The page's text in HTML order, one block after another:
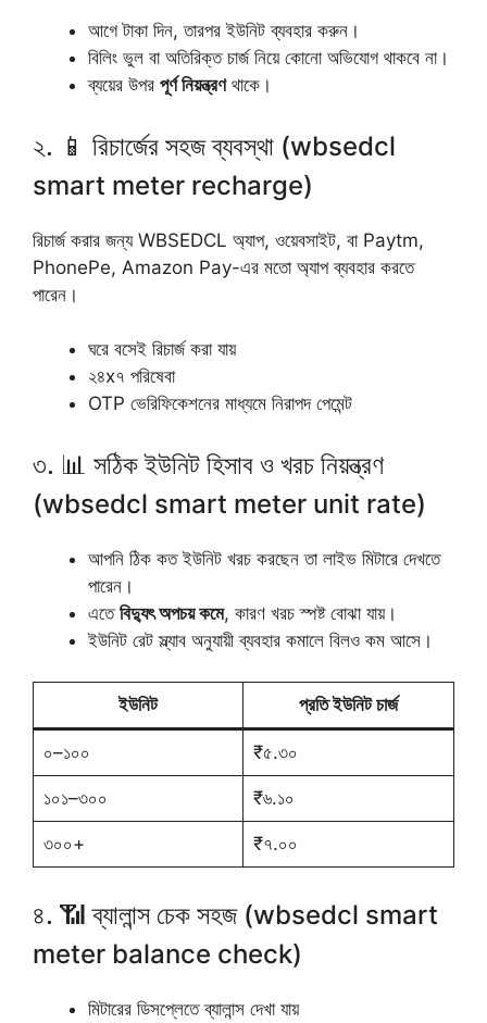
আগে টাকা দিন, তারপর ইউনিট ব্যবহার করুন।
বিলিং ভুল বা অতিরিক্ত চার্জ নিয়ে কোনো অভিযোগ থাকবে না।
ব্যয়ের উপর পূর্ণ নিয়ন্ত্রণথাকে।
২. 📱 রিচার্জের সহজ ব্যবস্থা (wbsedcl
smart meter recharge)
রিচার্জ করার জন্য WBSEDCL অ্যাপ, ওয়েবসাইট, বা Paytm,
PhonePe, Amazon Pay-এর মতো অ্যাপ ব্যবহার করতে
পারেন।
ঘরে বসেই রিচার্জ করা যায়
২৪x৭ পরিষেবা
OTP ভেরিফিকেশনের মাধ্যমে নিরাপদ পেমেন্ট
৩. 📊 সঠিক ইউনিট হিসাব ও খরচ নিয়ন্ত্রণ
(wbsedcl smart meter unit rate)
আপনি ঠিক কত ইউনিট খরচ করছেন তা লাইভ মিটারে দেখতে
পারেন।
এতে বিদ্যুৎ অপচয় কমে, কারণ খরচ স্পষ্ট বোঝা যায়।
ইউনিট রেট স্ল্যাব অনুযায়ী ব্যবহার কমালে বিলও কম আসে।
ইউনিট প্রতি ইউনিট চার্জ
০–১০০ ₹৫.৩০
১০১–৩০০ ₹৬.১০
৩০০+ ₹৭.০০
৪. 📶 ব্যালান্স চেক সহজ (wbsedcl smart
meter balance check)
মিটারের ডিসপ্লেতে ব্যালান্স দেখা যায়